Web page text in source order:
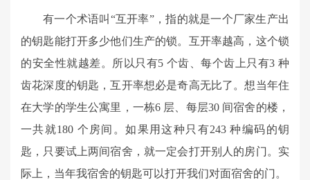
有一个术语叫“互开率”，指的就是一个厂家生产出
的钥匙能打开多少他们生产的锁。互开率越高，这个锁
的安全性就越差。所以只有5 个齿、每个齿上只有3 种
齿花深度的钥匙，互开率想必是奇高无比了。想当年住
在大学的学生公寓里，一栋6 层、每层30 间宿舍的楼，
一共就180 个房间。如果用这种只有243 种编码的钥
匙，只要试上两间宿舍，就一定会打开别人的房门。实
际上，当年我宿舍的钥匙可以打开我们对面宿舍的门。